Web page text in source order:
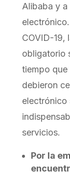
Alibaba y
COVID-19,
obligatorio
tiempo que
debieron
electrónico
servicios.
Por la